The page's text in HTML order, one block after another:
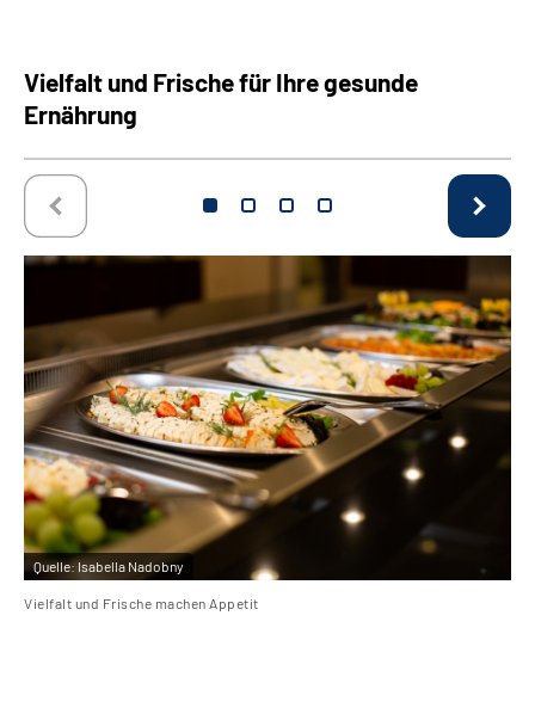
Vielfalt und Frische für Ihre gesunde
Ernährung
Quelle: Isabella Nadobny
Vielfalt und Frische machen Appetit